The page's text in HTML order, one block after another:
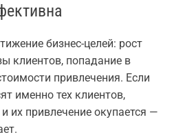
бизнес-целей: рост
клиентов, попадание в
привлечения. Если
именно тех клиентов,
их привлечение окупается —